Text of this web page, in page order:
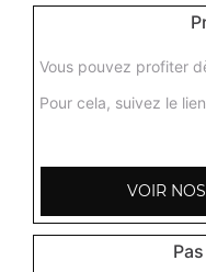
Vous pouvez profiter
Pour cela, suivez le
VOIR